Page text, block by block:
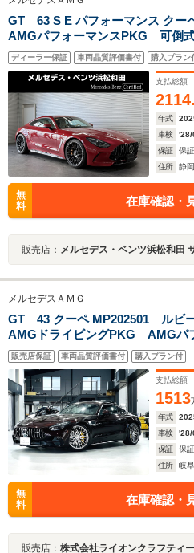
GT 63 S E パフォーマンス クー
AMGパフォーマンスPKG 可倒
ーボンセラミックブレーキ ベー
リー付パワーシート&ヒーター&
リングヒーター ワイヤレスチャ
ー
ディーラー保証 車両品質評価書付 購入プラン
支払総額
2114.
年式
車検
'28/
保証
保
住所
静
無
料
在庫確認・
販売店： メルセデス・ベンツ浜松和田 サ
メルセデスＡＭＧ
GT 43 クーペ MP202501 ルビ
AMGドライビングPKG AMGパ
インチAMG鍛造ホイール ヘッ
ワンオーナー
販売店保証 車両品質評価書付 購入プラン付
支払総額
1513
年式
車検
'28/
保証
保
住所
岐
無
料
在庫確認・
販売店： 株式会社ライオンクラフティーズ Ｌ